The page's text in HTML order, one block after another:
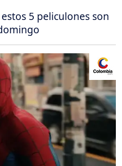
5 peliculones son